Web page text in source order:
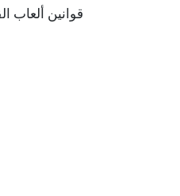
قوانين ألعاب